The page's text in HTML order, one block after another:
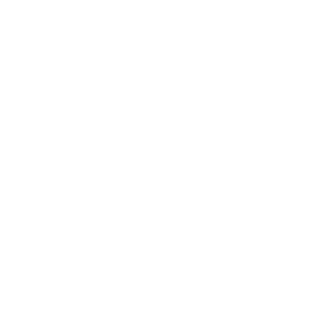
Arasa. Leia nossos conteúdos!
Arasa. Leia nossos conteúdos!